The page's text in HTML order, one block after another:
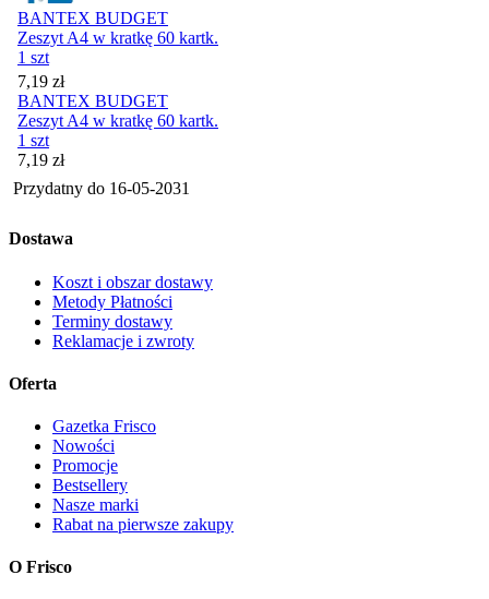
BANTEX BUDGET
Zeszyt A4 w kratkę 60 kartk.
1 szt
Cena
7,19 zł
BANTEX BUDGET
Zeszyt A4 w kratkę 60 kartk.
1 szt
Cena
7,19 zł
Przydatny do 16-05-2031
Dostawa
Koszt i obszar dostawy
Metody Płatności
Terminy dostawy
Reklamacje i zwroty
Oferta
Gazetka Frisco
Nowości
Promocje
Bestsellery
Nasze marki
Rabat na pierwsze zakupy
O Frisco